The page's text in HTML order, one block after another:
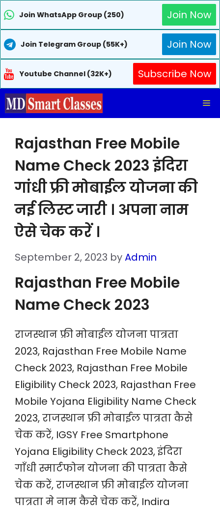
Join WhatsApp Group (250) Join Now
Join Telegram Group (55K+) Join Now
Youtube Channel (32K+)
Subscribe Now
Skip
to
Rajasthan Free Mobile
Name Check 2023 इंदिरा
गांधी फ्री मोबाईल योजना की
नई लिस्ट जारी । अपना नाम
ऐसे चेक करें ।
September 2, 2023 byAdmin
Rajasthan Free Mobile
Name Check 2023
राजस्थान फ्री मोबाईल योजना पात्रता
2023, Rajasthan Free Mobile Name
Check 2023, Rajasthan Free Mobile
Eligibility Check 2023, Rajasthan Free
Mobile Yojana Eligibility Name Check
2023, राजस्थान फ्री मोबाईल पात्रता कैसे
चेक करें, IGSY Free Smartphone
Yojana Eligibility Check 2023, इंदिरा
गाँधी स्मार्टफोन योजना की पात्रता कैसे
चेक करें, राजस्थान फ्री मोबाईल योजना
पात्रता मे नाम कैसे चेक करें, Indira